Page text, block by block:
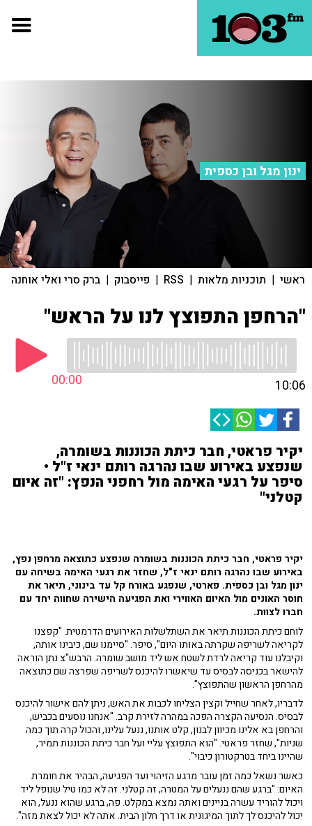
ינון מגל ובן כספית
ראשי | תוכניות מלאות |
RSS
| פייסבוק | ברק סרי ואלי אוחנה
"הרחפן התפוצץ לנו על הראש"
00:00 10:06
יקיר פראטי, חבר כיתת הכוננות בשומרה,
שנפצע באירוע שבו נהרגה רותם ינאי ז"ל •
סיפר על רגעי האימה מול רחפני הנפץ: "זה איום
קטלני"
יקיר פראטי, חבר כיתת הכוננות בשומרה שנפצע כתוצאה מרחפן נפץ,
באירוע שבו נהרגה רותם ינאי ז"ל, שחזר את רגעי האימה בשיחה עם
ינון מגל ובן כספית. פארטי, שנפגע באורח קל עד בינוני, תיאר את
חוסר האונים מול האיום האווירי ואת הפגיעה הישירה שחווה יחד עם
חברו לצוות.
לוחם כיתת הכוננות תיאר את השתלשלות האירועים הדרמטית. "קפצנו
לקריאה לשריפה שקרתה באותו היום", סיפר. "סיימנו שם, כיבינו אותה,
וקיבלנו עוד קריאה לרדת לשטח אש ליד מושב שומרה. הרבש"צ נתן הוראה
להישאר בכניסה לבסיס עד שיאשרו להיכנס לשריפה שפרצה שם כתוצאה
מהרחפן הראשון שהתפוצץ".
לדבריו, לאחר שחייל וקצין הצליחו לכבות את האש, ניתן להם אישור להיכנס
לבסיס. הנסיעה הקצרה הפכה במהרה לזירת קרב. "אנחנו נוסעים בכביש,
והרחפן בא אלינו מכיוון לבנון, קלט אותנו, ננעל עלינו, והכול קרה תוך כמה
שניות", שחזר פראטי. "הוא התפוצץ עליי ועל חבר כיתת הכוננות תמיר,
שהיינו ביחד בטרקטורון כיבוי".
כאשר נשאל כמה זמן עובר מרגע הזיהוי ועד הפגיעה, הבהיר את חומרת
האיום: "ברגע שהם ננעלים על המטרה, זה קטלני. זה לא כמו טיל שנופל ליד
ויכול להוריד עשרה בניינים ואתה נמצא במקלט. פה, ברגע שהוא ננעל, הוא
יכול להיכנס לך לתוך המיגונית או דרך חלון הבית. אתה לא יכול לצאת מזה".